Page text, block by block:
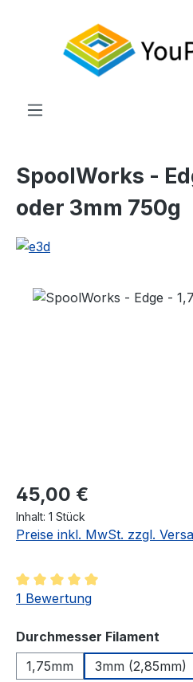
SpoolWorks -
oder 3mm 750g
Bildergalerie überspringen
Regulärer Preis:
45,00 €
Inhalt: 1 Stück
Preise inkl. MwSt. zzgl.
Durchschnittliche
1 Bewertung
Durchmesser Filament
1,75mm
3mm (2,85mm)